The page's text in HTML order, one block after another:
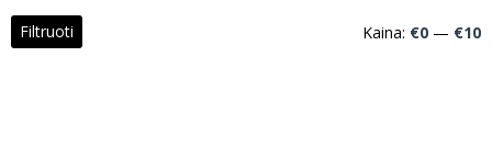
Filtruoti Kaina: €0 — €10